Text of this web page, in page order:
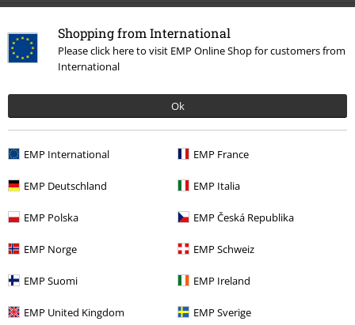
Shopping from International
Please click here to visit EMP Online Shop for customers from
International
Ok
EMP International EMP France
EMP Deutschland EMP Italia
EMP Polska EMP Česká Republika
EMP Norge EMP Schweiz
EMP Suomi EMP Ireland
EMP United Kingdom EMP Sverige
0 Hodnocení
Podělte se o váš názor "Hockey Jersey".